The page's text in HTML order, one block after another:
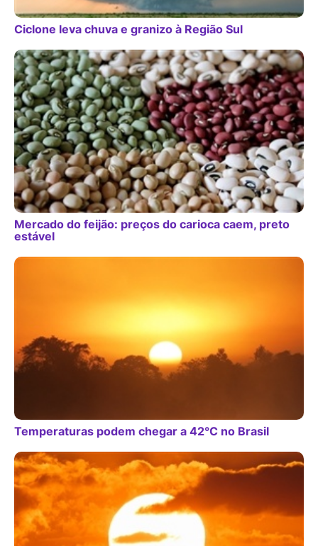
Ciclone leva chuva e granizo à Região Sul
Mercado do feijão: preços do carioca caem, preto
estável
Temperaturas podem chegar a 42°C no Brasil